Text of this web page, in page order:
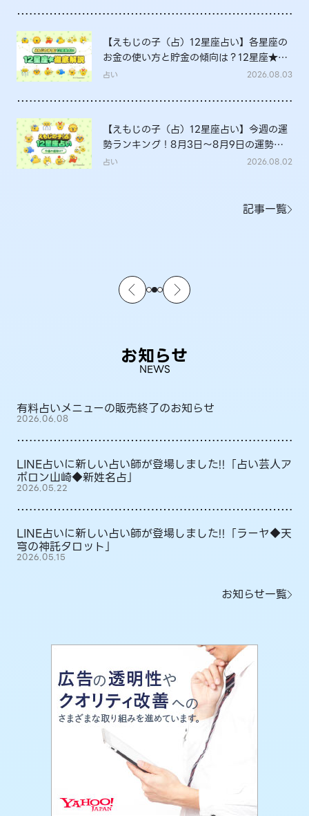
【えもじの子（占）12星座占い】各星座の
お金の使い方と貯金の傾向は？12星座★徹
底解説
占い 2026.08.03
【えもじの子（占）12星座占い】今週の運
勢ランキング！8月3日～8月9日の運勢
は？
占い 2026.08.02
記事一覧
お知らせ
NEWS
有料占いメニューの販売終了のお知らせ
2026.06.08
LINE占いに新しい占い師が登場しました!!「占い芸人ア
ポロン山崎◆新姓名占」
2026.05.22
LINE占いに新しい占い師が登場しました!!「ラーヤ◆天
穹の神託タロット」
2026.05.15
お知らせ一覧